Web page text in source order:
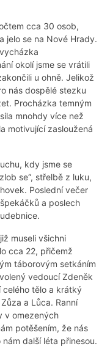
cca 30 osob,
jelo se na Nové Hrady.
okolí jsme se vrátili
u ohně. Jelikož
nás dospělé stezku
Procházka temným
mnohdy více než
motivující zasloužená
kdy jsme se
se“, střelbě z luku,
Poslední večer
a poslech
museli všichni
cca 22, přičemž
táborovým setkáním
vedoucí Zdeněk
tělo a krátký
a Lůca. Ranní
v omezených
potěšením, že nás
další léta přinesou.